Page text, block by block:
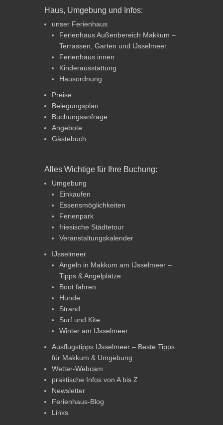
Haus, Umgebung und Infos:
unser Ferienhaus
Ferienhaus Außenbereich Makkum –
Terrassen, Garten und IJsselmeer
Ferienhaus innen
Kinderausstattung
Hausordnung
Preise
Belegungsplan
Buchungsanfrage
Angebote
Gästebuch
Alles Wichtige für Ihre Buchung:
Umgebung
Einkaufen
Essensmöglichkeiten
Ferienpark
friesische Städtetour
Veranstaltungskalender
IJsselmeer
Angeln in Makkum am IJsselmeer –
Tipps & Angelplätze
Boot fahren
Hunde
Strand
Surf und Kite
Winter am IJsselmeer
Ausflugstipps IJsselmeer – Beste Tipps
für Makkum & Umgebung
Wetter-Webcam
praktische Infos von A bis Z
Newsletter
Ferienhaus-Blog
Links